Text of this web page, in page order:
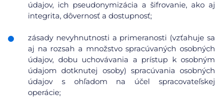
údajov, ich pseudonymizácia a šifrovanie, ako aj
integrita, dôvernosť a dostupnosť;
zásady nevyhnutnosti a primeranosti (vzťahuje sa
aj na rozsah a množstvo spracúvaných osobných
údajov, dobu uchovávania a prístup k osobným
údajom dotknutej osoby) spracúvania osobných
údajov s ohľadom na účel spracovateľskej
operácie;